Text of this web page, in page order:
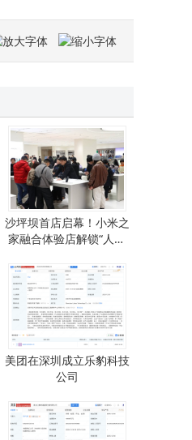
鲲鹏昇腾创新大赛2025全国总决赛收官，共绘自主计算与AI新蓝图
春节服务再升级！京东物流坚守承诺，海内外配送不停歇，科技助力更省心
沙坪坝首店启幕！小米之
家融合体验店解锁“人车
美团在深圳成立乐豹科技
公司